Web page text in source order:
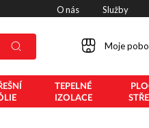
O nás Služby
Moje
TEPELNÉ
IZOLACE